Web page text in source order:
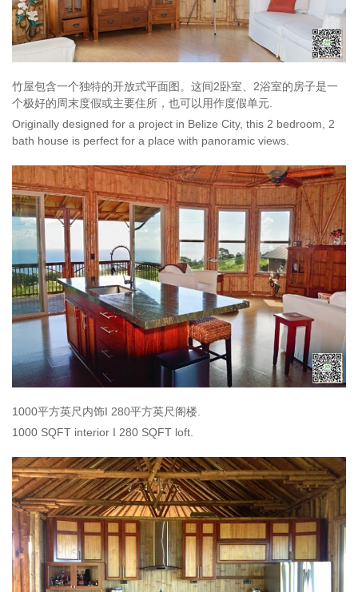
竹屋包含一个独特的开放式平面图。这间2卧室、2浴室的房子是一
个极好的周末度假或主要住所，也可以用作度假单元.
Originally designed for a project in Belize City, this 2 bedroom, 2
bath house is perfect for a place with panoramic views.
1000平方英尺内饰I 280平方英尺阁楼.
1000 SQFT interior I 280 SQFT loft.